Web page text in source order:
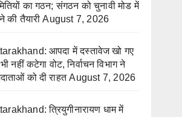
का गठन; संगठन को चुनावी मोड में
की तैयारी August 7, 2026
आपदा में दस्तावेज खो गए
नहीं कटेगा वोट, निर्वाचन विभाग ने
को दी राहत August 7, 2026
त्रियुगीनारायण धाम में